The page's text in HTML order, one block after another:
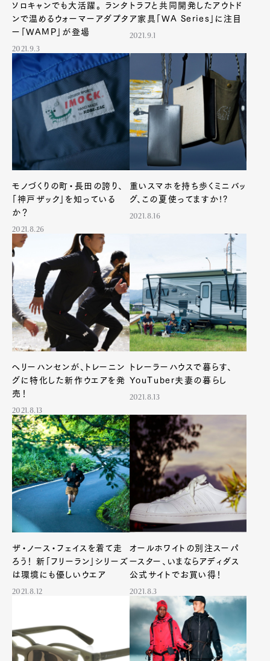
Pen Membership
Magazine
Official Columnist
Pen Meet
Pen international Pen tw
ソロキャンでも大活躍。 ランタ
ンで温めるウォーマーアダプタ
ー「WAMP」が登場
2021.9.3
トラフと共同開発したアウトド
ア家具「WA Series」に注目
2021.9.1
モノづくりの町・長田の誇り、
「神戸ザック」を知っている
か？
2021.8.26
重いスマホを持ち歩くミニバッ
グ、この夏使ってますか!?
2021.8.16
ヘリーハンセンが、トレーニン
グに特化した新作ウエアを発
売！
2021.8.13
トレーラーハウスで暮らす、
YouTuber夫妻の暮らし
2021.8.13
ザ・ノース・フェイスを着て走
ろう！ 新「フリーラン」シリーズ
は環境にも優しいウエア
2021.8.12
オールホワイトの別注スーパ
ースター、いまならアディダス
公式サイトでお買い得！
2021.8.3